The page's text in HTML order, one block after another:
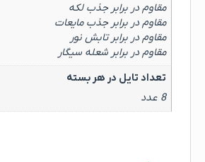
مقاوم در برابر جذب لکه
مقاوم در برابر جذب مایعات
مقاوم در برابر تابش نور
مقاوم در برابر شعله سیگار
تعداد تایل در هر بسته
8 عدد